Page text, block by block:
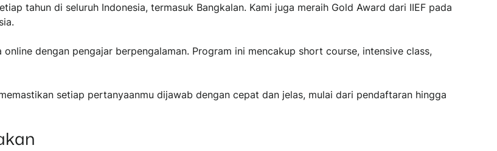
tahun di seluruh Indonesia, termasuk Bangkalan. Kami juga meraih Gold Award dari IIEF pada
dengan pengajar berpengalaman. Program ini mencakup short course, intensive class,
setiap pertanyaanmu dijawab dengan cepat dan jelas, mulai dari pendaftaran hingga